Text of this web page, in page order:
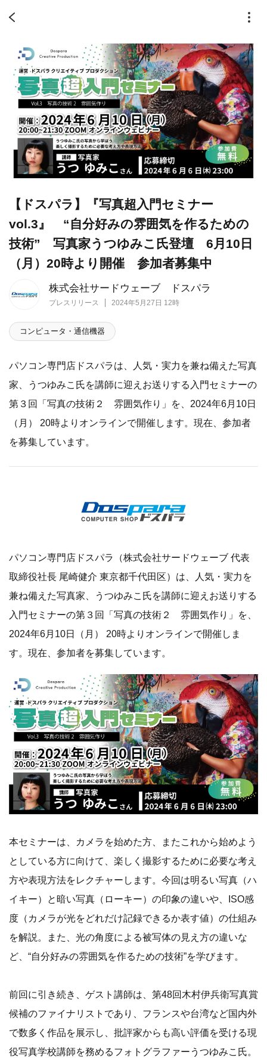
株式会社サードウェーブ ドスパラ
プレスリリース 2024年5月27日 12時
【ドスパラ】『写真超入門セミナー
vol.3』 “自分好みの雰囲気を作るための
技術” 写真家うつゆみこ氏登壇 6月10日
（月）20時より開催 参加者募集中
コンピュータ・通信機器
パソコン専門店ドスパラは、人気・実力を兼ね備えた写真
家、うつゆみこ氏を講師に迎えお送りする入門セミナーの
第３回「写真の技術２ 雰囲気作り」を、2024年6月10日
（月） 20時よりオンラインで開催します。現在、参加者
を募集しています。
パソコン専門店ドスパラ（株式会社サードウェーブ 代表
取締役社長 尾崎健介 東京都千代田区）は、人気・実力を
兼ね備えた写真家、うつゆみこ氏を講師に迎えお送りする
入門セミナーの第３回「写真の技術２ 雰囲気作り」を、
2024年6月10日（月） 20時よりオンラインで開催しま
す。現在、参加者を募集しています。
本セミナーは、カメラを始めた方、またこれから始めよう
としている方に向けて、楽しく撮影するために必要な考え
方や表現方法をレクチャーします。今回は明るい写真（ハ
イキー）と暗い写真（ローキー）の印象の違いや、ISO感
度（カメラが光をどれだけ記録できるか表す値）の仕組み
を解説。また、光の角度による被写体の見え方の違いな
ど、“自分好みの雰囲気を作るための技術”を学びます。
前回に引き続き、ゲスト講師は、第48回木村伊兵衛写真賞
候補のファイナリストであり、フランスや台湾など国内外
で数多く作品を展示し、批評家からも高い評価を受ける現
役写真学校講師を務めるフォトグラファーうつゆみこ氏。